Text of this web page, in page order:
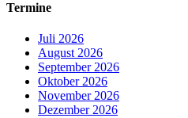
Termine
Juli 2026
August 2026
September 2026
Oktober 2026
November 2026
Dezember 2026